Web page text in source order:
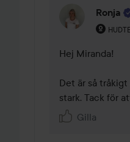
Ronja
Hej Miranda!
Det är så
stark. Tack för
Gilla